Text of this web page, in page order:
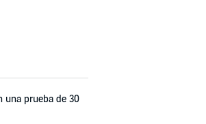
una prueba de 30